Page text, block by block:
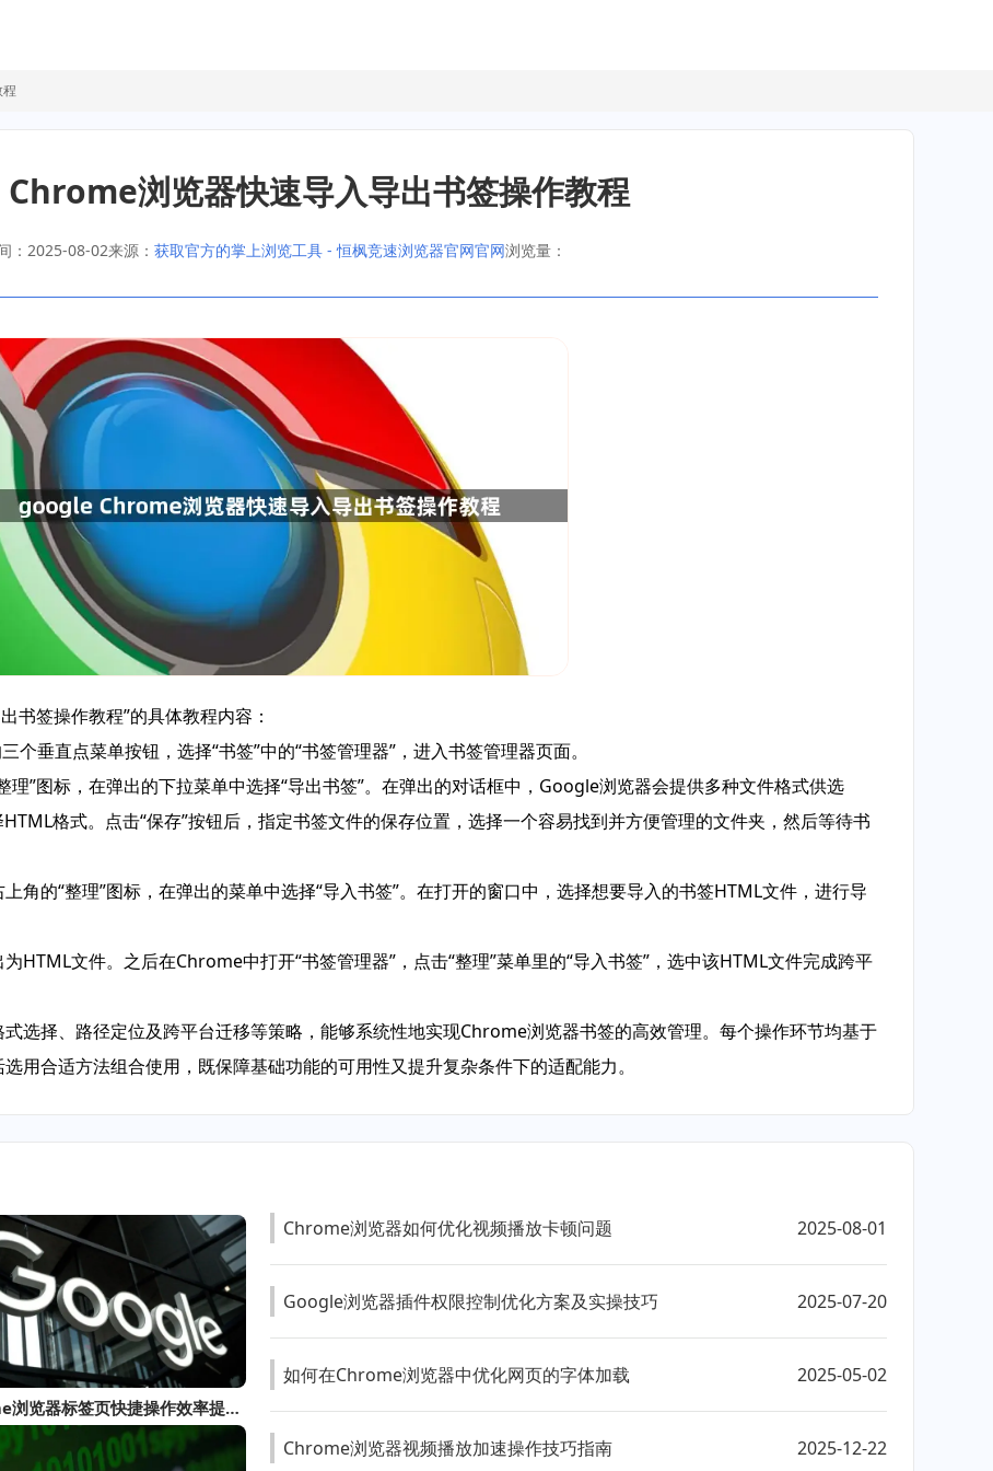
浏览器快速导入导出书签操作教程
：2025-08-02来源： 获取官方的掌上浏览工具 - 恒枫竞速浏览器官网官网浏览量：
书签操作教程”的具体教程内容：
垂直点菜单按钮，选择“书签”中的“书签管理器”，进入书签管理器页面。
”图标，在弹出的下拉菜单中选择“导出书签”。在弹出的对话框中，Google浏览器会提供多种文件格式供选
格式。点击“保存”按钮后，指定书签文件的保存位置，选择一个容易找到并方便管理的文件夹，然后等待书
角的“整理”图标，在弹出的菜单中选择“导入书签”。在打开的窗口中，选择想要导入的书签HTML文件，进行导
HTML文件。之后在Chrome中打开“书签管理器”，点击“整理”菜单里的“导入书签”，选中该HTML文件完成跨平
选择、路径定位及跨平台迁移等策略，能够系统性地实现Chrome浏览器书签的高效管理。每个操作环节均基于
用合适方法组合使用，既保障基础功能的可用性又提升复杂条件下的适配能力。
Chrome浏览器标签页快捷操作效率提升技巧分享
Chrome浏览器如何优化视频播放卡顿问题 2025-08-01
Google浏览器插件权限控制优化方案及实操技巧 2025-07-20
如何在Chrome浏览器中优化网页的字体加载 2025-05-02
Chrome浏览器视频播放加速操作技巧指南 2025-12-22